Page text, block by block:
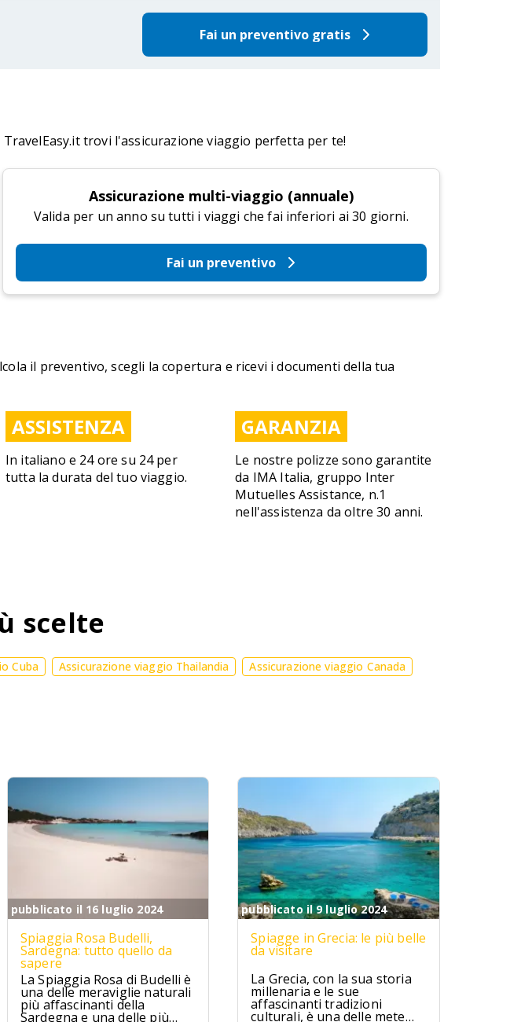
Fai un preventivo gratis
trovi l'assicurazione viaggio perfetta per te!
Assicurazione multi-viaggio (annuale)
Valida per un anno su tutti i viaggi che fai inferiori ai 30 giorni.
Fai un preventivo
il preventivo, scegli la copertura e ricevi i documenti della tua
ASSISTENZA
In italiano e 24 ore su 24 per
tutta la durata del tuo viaggio.
GARANZIA
Le nostre polizze sono garantite
da IMA Italia, gruppo Inter
Mutuelles Assistance, n.1
nell'assistenza da oltre 30 anni.
scelte
Cuba Assicurazione viaggio Thailandia
Assicurazione viaggio Canada
pubblicato il 16 luglio 2024
Spiaggia Rosa Budelli,
Sardegna: tutto quello da
sapere
La Spiaggia Rosa di Budelli è
una delle meraviglie naturali
più affascinanti della
Sardegna e una delle più
pubblicato il 9 luglio 2024
Spiagge in Grecia: le più belle
da visitare
La Grecia, con la sua storia
millenaria e le sue
affascinanti tradizioni
culturali, è una delle mete